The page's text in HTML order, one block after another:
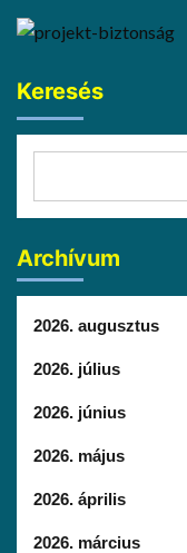
Keresés
Archívum
2026. augusztus
2026. július
2026. június
2026. május
2026. április
2026. március